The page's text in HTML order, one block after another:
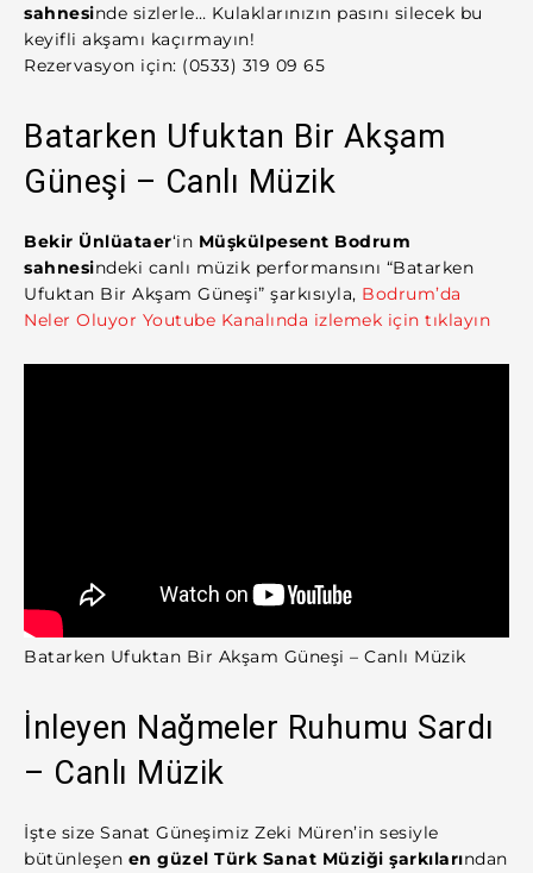
sahnesinde sizlerle… Kulaklarınızın pasını silecek bu
keyifli akşamı kaçırmayın!
Rezervasyon için: (0533) 319 09 65
Batarken Ufuktan Bir Akşam
Güneşi – Canlı Müzik
Bekir Ünlüataer‘in Müşkülpesent Bodrum
sahnesindeki canlı müzik performansını “Batarken
Ufuktan Bir Akşam Güneşi” şarkısıyla, Bodrum’da
Neler Oluyor Youtube Kanalında izlemek için tıklayın
Batarken Ufuktan Bir Akşam Güneşi – Canlı Müzik
İnleyen Nağmeler Ruhumu Sardı
– Canlı Müzik
İşte size Sanat Güneşimiz Zeki Müren’in sesiyle
bütünleşen en güzel Türk Sanat Müziği şarkılarından